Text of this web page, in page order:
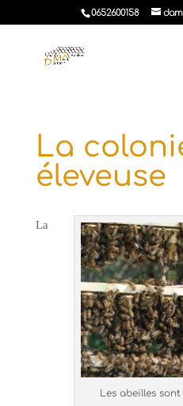
0652600158
La
éleveuse
Les abeilles
La